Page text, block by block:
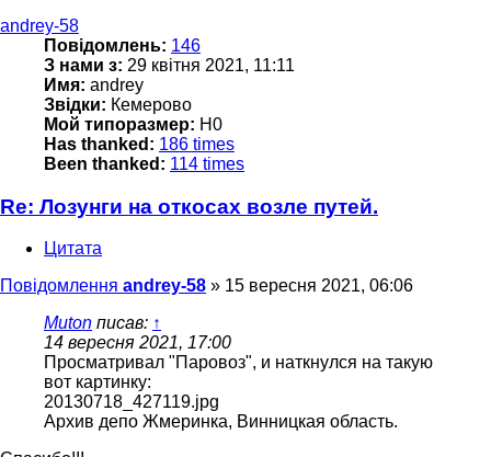
andrey-58
Повідомлень: 146
З нами з: 29 квітня 2021, 11:11
Имя: andrey
Звідки: Кемерово
Мой типоразмер: H0
Has thanked: 186 times
Been thanked: 114 times
Re: Лозунги на откосах возле путей.
Цитата
Повідомлення andrey-58 » 15 вересня 2021, 06:06
Muton писав: ↑
14 вересня 2021, 17:00
Просматривал "Паровоз", и наткнулся на такую
вот картинку:
20130718_427119.jpg
Архив депо Жмеринка, Винницкая область.